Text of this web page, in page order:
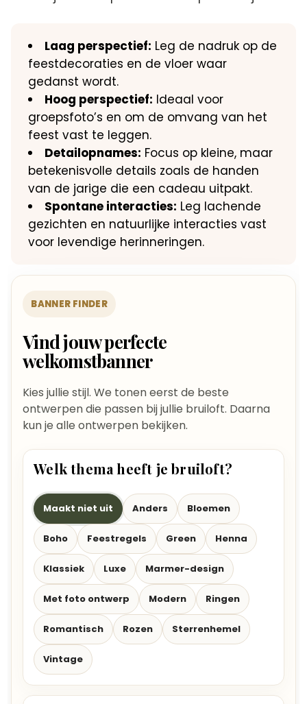
Laag perspectief: Leg de nadruk op de
feestdecoraties en de vloer waar
gedanst wordt.​
Hoog perspectief: Ideaal voor
groepsfoto’s en om de omvang van het
feest vast te leggen.​
Detailopnames: Focus op kleine, maar
betekenisvolle details zoals de handen
van de jarige die een cadeau uitpakt.​
Spontane interacties: Leg lachende
gezichten en natuurlijke interacties vast
voor levendige herinneringen.​
BANNER FINDER
Vind jouw perfecte
welkomstbanner
Kies jullie stijl. We tonen eerst de beste
ontwerpen die passen bij jullie bruiloft. Daarna
kun je alle ontwerpen bekijken.
Welk thema heeft je bruiloft?
Maakt niet uit Anders Bloemen
Boho Feestregels Green Henna
Klassiek Luxe Marmer-design
Met foto ontwerp Modern Ringen
Romantisch Rozen Sterrenhemel
Vintage